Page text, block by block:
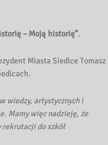
– Moją historię”.
Miasta Siedlce Tomasz
wiedzy, artystycznych i
Mamy więc nadzieję, że
rekrutacji do szkół